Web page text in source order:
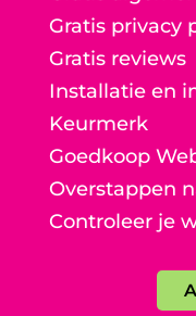
Gratis privacy
Gratis reviews
Installatie en
Keurmerk
Goedkoop
Overstappen
Controleer je